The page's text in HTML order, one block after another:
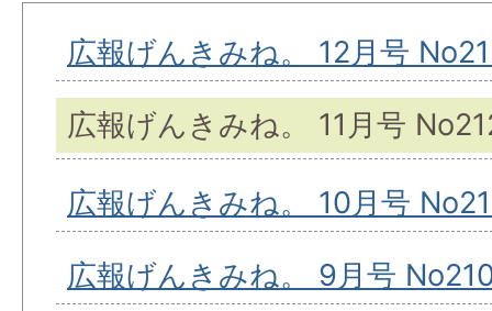
広報げんきみね。 12月号
広報げんきみね。 11月号
広報げんきみね。 10月号
広報げんきみね。 9月号